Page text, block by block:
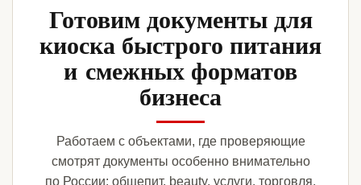
Готовим документы для
киоска быстрого питания
и смежных форматов
бизнеса
Работаем с объектами, где проверяющие
смотрят документы особенно внимательно
по России: общепит, beauty, услуги, торговля,